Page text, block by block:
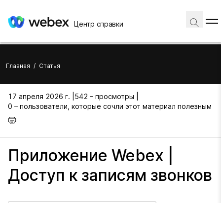
Центр справки
Главная / Статья
17 апреля 2026 г. | 542 – просмотры |
0 – пользователи, которые сочли этот материал полезным
Приложение Webex |
Доступ к записям звонков